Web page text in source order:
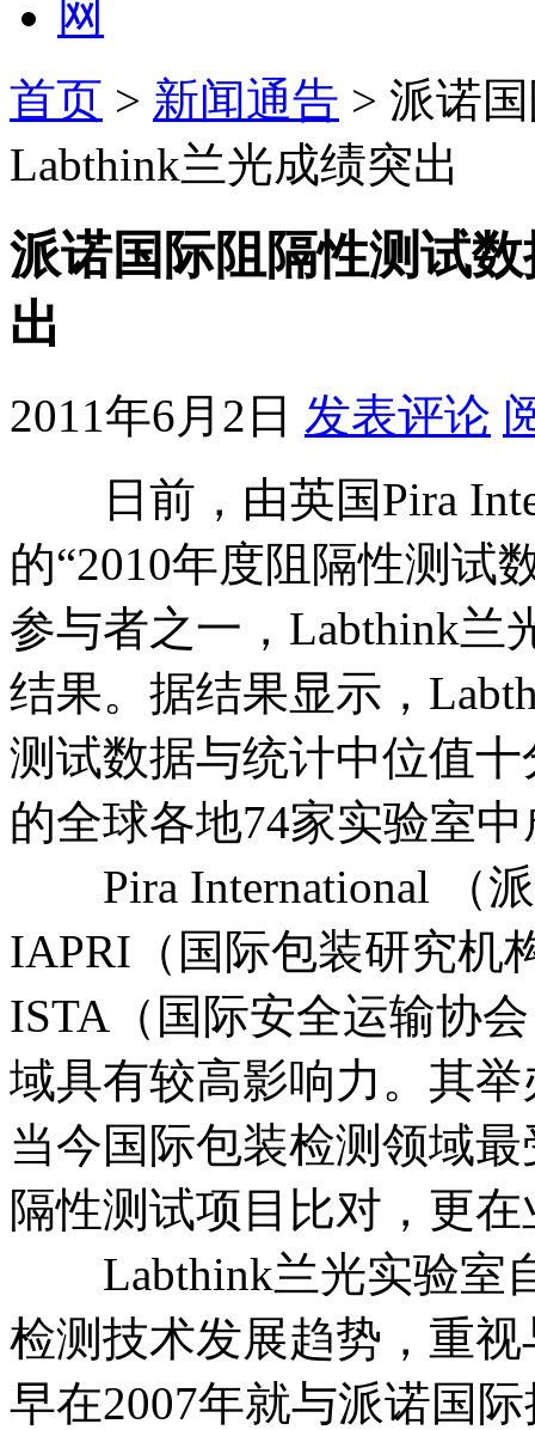
首页 > 新闻通告 > 派诺
Labthink兰光成绩突出
派诺国际阻隔性测试
出
2011年6月2日 发表评论
日前，由英国Pira
的“2010年度阻隔性测试
参与者之一，Labthink兰
结果。据结果显示，
测试数据与统计中位值
的全球各地74家实验室
Pira International （派
IAPRI（国际包装研究机
ISTA（国际安全运输协
域具有较高影响力。其
当今国际包装检测领域
隔性测试项目比对，更
Labthink兰光实验室
检测技术发展趋势，重
早在2007年就与派诺国